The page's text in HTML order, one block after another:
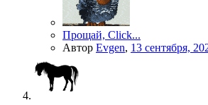
Прощай, Click...
Автор Evgen, 13 сентября,